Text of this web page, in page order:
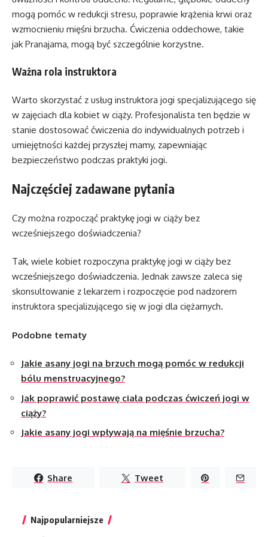
mogą pomóc w redukcji stresu, poprawie krążenia krwi oraz
wzmocnieniu mięśni brzucha. Ćwiczenia oddechowe, takie
jak Pranajama, mogą być szczególnie korzystne.
Ważna rola instruktora
Warto skorzystać z usług instruktora jogi specjalizującego się
w zajęciach dla kobiet w ciąży. Profesjonalista ten będzie w
stanie dostosować ćwiczenia do indywidualnych potrzeb i
umiejętności każdej przyszłej mamy, zapewniając
bezpieczeństwo podczas praktyki jogi.
Najczęściej zadawane pytania
Czy można rozpocząć praktykę jogi w ciąży bez
wcześniejszego doświadczenia?
Tak, wiele kobiet rozpoczyna praktykę jogi w ciąży bez
wcześniejszego doświadczenia. Jednak zawsze zaleca się
skonsultowanie z lekarzem i rozpoczęcie pod nadzorem
instruktora specjalizującego się w jogi dla ciężarnych.
Podobne tematy
Jakie asany jogi na brzuch mogą pomóc w redukcji
bólu menstruacyjnego?
Jak poprawić postawę ciała podczas ćwiczeń jogi w
ciąży?
Jakie asany jogi wpływają na mięśnie brzucha?
Share Tweet
Najpopularniejsze